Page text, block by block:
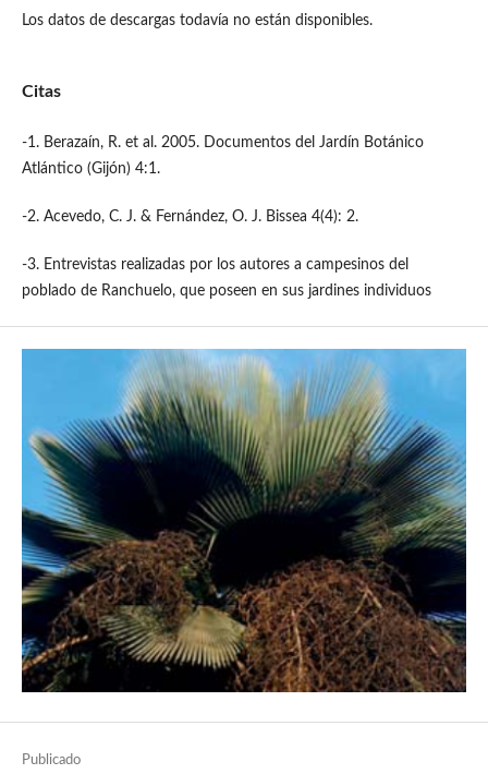
Los datos de descargas todavía no están disponibles.
Citas
-1. Berazaín, R. et al. 2005. Documentos del Jardín Botánico
Atlántico (Gijón) 4:1.
-2. Acevedo, C. J. & Fernández, O. J. Bissea 4(4): 2.
-3. Entrevistas realizadas por los autores a campesinos del
poblado de Ranchuelo, que poseen en sus jardines individuos
Publicado